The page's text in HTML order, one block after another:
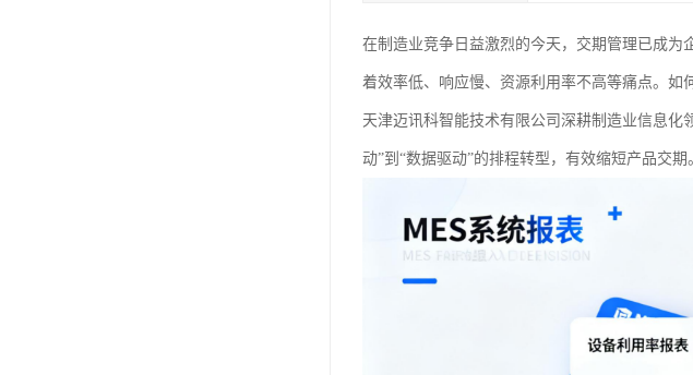
在制造业竞争日益激烈的今天，交期管理已成
着效率低、响应慢、资源利用率不高等痛点。如
天津迈讯科智能技术有限公司深耕制造业信息化
动”到“数据驱动”的排程转型，有效缩短产品交期